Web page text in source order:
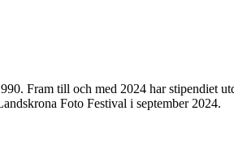
Fram till och med 2024 har stipendiet
Foto Festival i september 2024.